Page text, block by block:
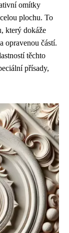
omítky
plochu. To
který dokáže
opravenou částí.
těchto
přísady,